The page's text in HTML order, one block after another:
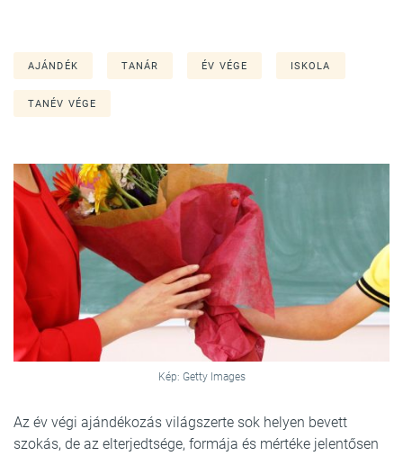
AJÁNDÉK TANÁR ÉV VÉGE ISKOLA
TANÉV VÉGE
Kép: Getty Images
Az év végi ajándékozás világszerte sok helyen bevett
szokás, de az elterjedtsége, formája és mértéke jelentősen